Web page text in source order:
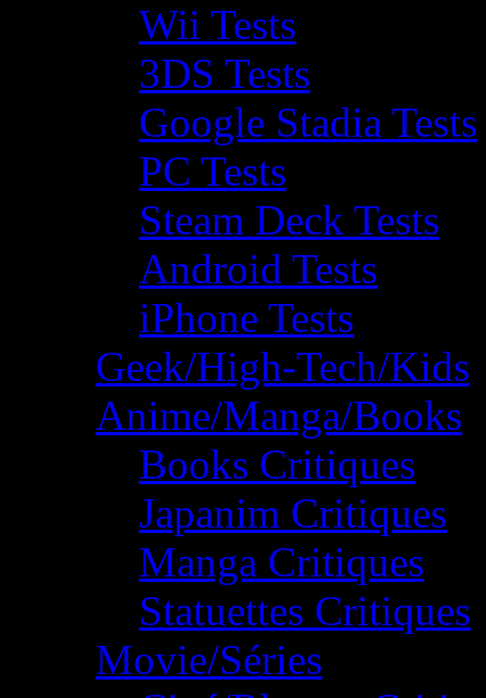
Wii Tests
3DS Tests
Google Stadia Tests
PC Tests
Steam Deck Tests
Android Tests
iPhone Tests
Geek/High-Tech/Kids
Anime/Manga/Books
Books Critiques
Japanim Critiques
Manga Critiques
Statuettes Critiques
Movie/Séries